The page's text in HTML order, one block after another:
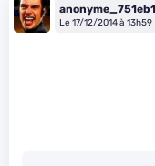
Le 17/12/2014 à 13h59